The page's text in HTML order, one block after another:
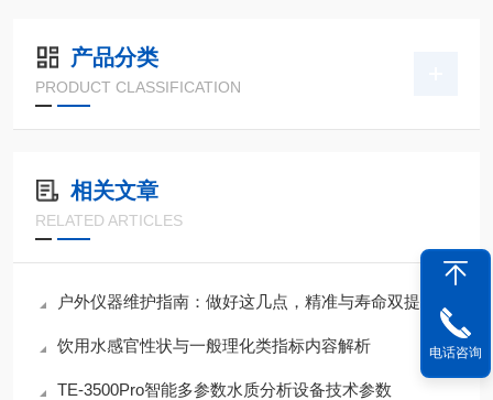
产品分类
PRODUCT CLASSIFICATION
相关文章
RELATED ARTICLES
户外仪器维护指南：做好这几点，精准与寿命双提升
饮用水感官性状与一般理化类指标内容解析
TE-3500Pro智能多参数水质分析设备技术参数
电话咨询